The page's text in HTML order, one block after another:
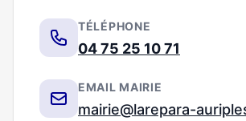
TÉLÉPHONE
04 75 25 10 71
EMAIL MAIRIE
mairie@larepara-